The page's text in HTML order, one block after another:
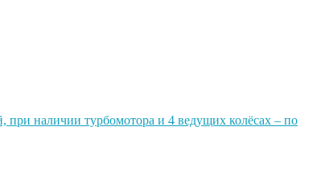
наличии турбомотора и 4 ведущих колёсах – по